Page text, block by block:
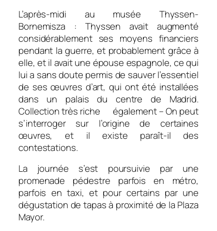
L’après-midi au musée Thyssen-
Bornemisza : Thyssen avait augmenté
considérablement ses moyens financiers
pendant la guerre, et probablement grâce à
elle, et il avait une épouse espagnole, ce qui
lui a sans doute permis de sauver l’essentiel
de ses œuvres d’art, qui ont été installées
dans un palais du centre de Madrid.
Collection très riche également – On peut
s’interroger sur l’origine de certaines
œuvres, et il existe paraît-il des
contestations.
La journée s’est poursuivie par une
promenade pédestre parfois en métro,
parfois en taxi, et pour certains par une
dégustation de tapas à proximité de la Plaza
Mayor.